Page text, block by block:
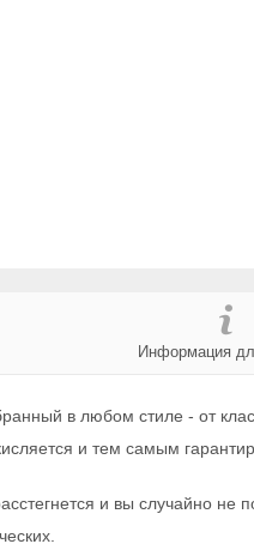
Информация
в любом стиле - от
и тем самым
и вы случайно не